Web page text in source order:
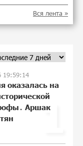
10:13:18 3-08-2026
на
31-07-2026
расширяться.
и рядовой
поздно
Вся лента »
1
19:59:14
оказалась на
Аршак